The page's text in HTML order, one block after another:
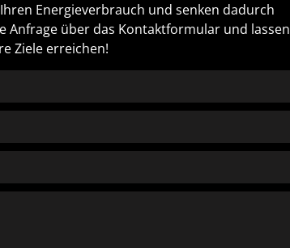
Energieverbrauch und senken dadurch
Anfrage über das Kontaktformular und lassen
Ziele erreichen!